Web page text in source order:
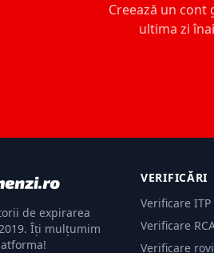
Creează un cont
ultima zi
de expirarea
Îți mulțumim
VERIFICĂRI
Verificare ITP
Verificare
Verificare